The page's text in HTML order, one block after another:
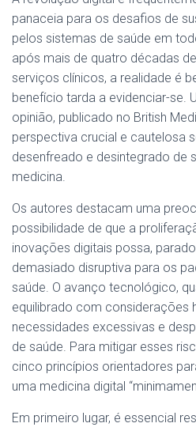
panaceia para os desafios de
pelos sistemas de saúde em
após mais de quatro décadas
serviços clínicos, a realidade é
benefício tarda a evidenciar-se.
opinião, publicado no British
perspectiva crucial e cautelosa
desenfreado e desintegrado de
medicina.
Os autores destacam uma
possibilidade de que a
inovações digitais possa,
demasiado disruptiva para os
saúde. O avanço tecnológico,
equilibrado com considerações
necessidades excessivas e
de saúde. Para mitigar esses
cinco princípios orientadores
uma medicina digital
Em primeiro lugar, é essencial